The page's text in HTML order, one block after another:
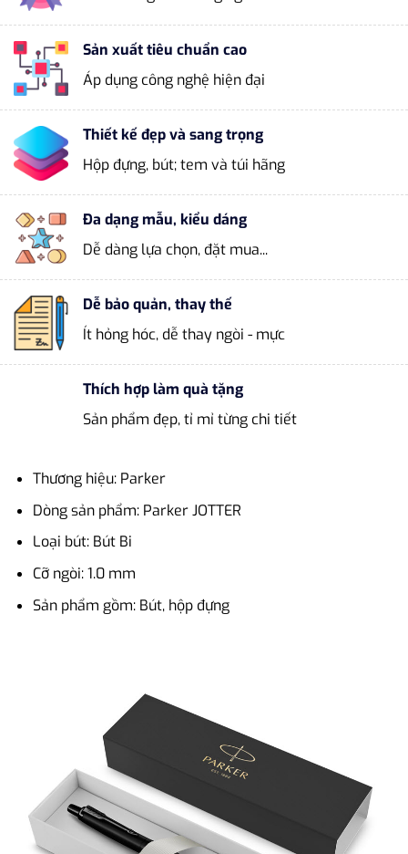
Sản xuất tiêu chuẩn cao
Áp dụng công nghệ hiện đại
Thiết kế đẹp và sang trọng
Hộp đựng, bút; tem và túi hãng
Đa dạng mẫu, kiểu dáng
Dễ dàng lựa chọn, đặt mua...
Dễ bảo quản, thay thế
Ít hỏng hóc, dễ thay ngòi - mực
Thích hợp làm quà tặng
Sản phẩm đẹp, tỉ mỉ từng chi tiết
Thương hiệu: Parker
Dòng sản phẩm: Parker JOTTER
Loại bút: Bút Bi
Cỡ ngòi: 1.0 mm
Sản phẩm gồm: Bút, hộp đựng